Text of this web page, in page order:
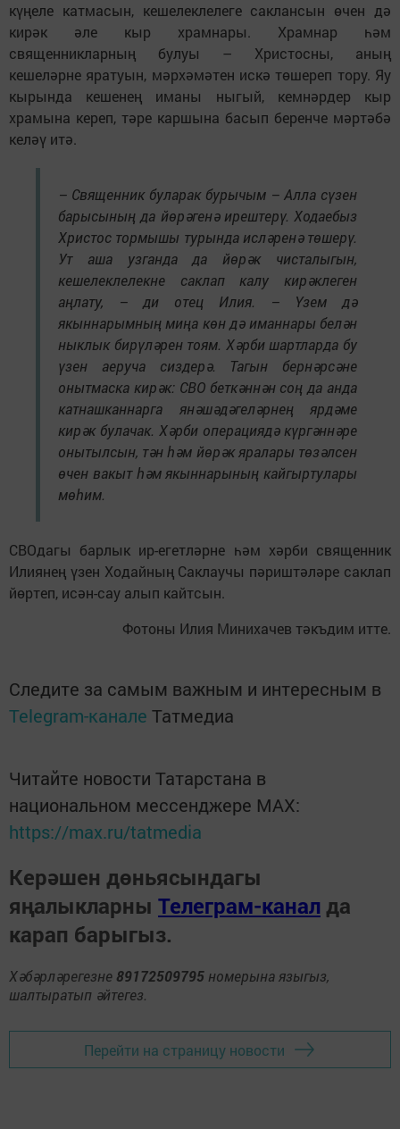
күңеле катмасын, кешелеклелеге саклансын өчен дә
кирәк әле кыр храмнары. Храмнар һәм
священникларның булуы – Христосны, аның
кешеләрне яратуын, мәрхәмәтен искә төшереп тору. Яу
кырында кешенең иманы ныгый, кемнәрдер кыр
храмына кереп, тәре каршына басып беренче мәртәбә
келәү итә.
– Священник буларак бурычым – Алла сүзен
барысының да йөрәгенә ирештерү. Ходаебыз
Христос тормышы турында исләренә төшерү.
Ут аша узганда да йөрәк чисталыгын,
кешелеклелекне саклап калу кирәклеген
аңлату, – ди отец Илия. – Үзем дә
якыннарымның миңа көн дә иманнары белән
ныклык бирүләрен тоям. Хәрби шартларда бу
үзен аеруча сиздерә. Тагын бернәрсәне
онытмаска кирәк: СВО беткәннән соң да анда
катнашканнарга янәшәдәгеләрнең ярдәме
кирәк булачак. Хәрби операциядә күргәннәре
онытылсын, тән һәм йөрәк яралары төзәлсен
өчен вакыт һәм якыннарының кайгыртулары
мөһим.
СВОдагы барлык ир-егетләрне һәм хәрби священник
Илиянең үзен Ходайның Саклаучы пәриштәләре саклап
йөртеп, исән-сау алып кайтсын.
Фотоны Илия Минихачев тәкъдим итте.
Следите за самым важным и интересным в
Telegram-канале Татмедиа
Читайте новости Татарстана в
национальном мессенджере MАХ:
https://max.ru/tatmedia
Керәшен дөньясындагы
яңалыкларны Телеграм-канал да
карап барыгыз.
Хәбәрләрегезне 89172509795 номерына языгыз,
шалтыратып әйтегез.
Перейти на страницу новости